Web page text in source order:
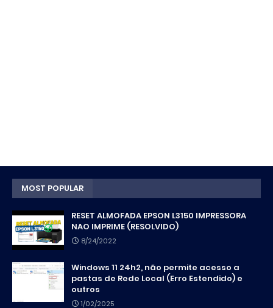
MOST POPULAR
RESET ALMOFADA EPSON L3150 IMPRESSORA
NAO IMPRIME (RESOLVIDO)
8/24/2022
Windows 11 24h2, não permite acesso a
pastas de Rede Local (Erro Estendido) e
outros
1/02/2025